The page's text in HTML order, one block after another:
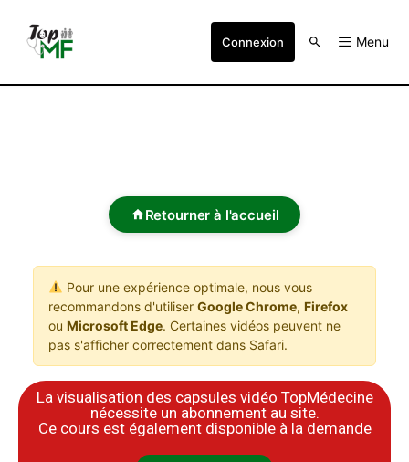
Connexion Menu
Retourner à l'accueil
Pour une expérience optimale, nous vous
recommandons d'utiliser Google Chrome, Firefox
ou Microsoft Edge. Certaines vidéos peuvent ne
pas s'afficher correctement dans Safari.
La visualisation des capsules vidéo TopMédecine
nécessite un abonnement au site.
​Ce cours est également disponible à la demande